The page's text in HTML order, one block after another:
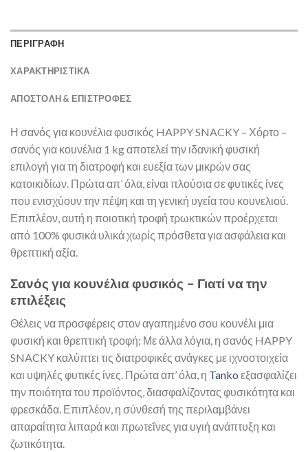
ΠΕΡΙΓΡΑΦΗ
ΧΑΡΑΚΤΗΡΙΣΤΙΚΑ
ΑΠΟΣΤΟΛΉ & ΕΠΙΣΤΡΟΦΈΣ
Η σανός για κουνέλια φυσικός HAPPY SNACKY – Χόρτο –
σανός για κουνέλια 1 kg αποτελεί την ιδανική φυσική
επιλογή για τη διατροφή και ευεξία των μικρών σας
κατοικιδίων. Πρώτα απ’ όλα, είναι πλούσια σε φυτικές ίνες
που ενισχύουν την πέψη και τη γενική υγεία του κουνελιού.
Επιπλέον, αυτή η ποιοτική τροφή τρωκτικών προέρχεται
από 100% φυσικά υλικά χωρίς πρόσθετα για ασφάλεια και
θρεπτική αξία.
Σανός για κουνέλια φυσικός – Γιατί να την
επιλέξεις
Θέλεις να προσφέρεις στον αγαπημένο σου κουνέλι μια
φυσική και θρεπτική τροφή; Με άλλα λόγια, η σανός HAPPY
SNACKY καλύπτει τις διατροφικές ανάγκες με ιχνοστοιχεία
και υψηλές φυτικές ίνες. Πρώτα απ’ όλα, η Tanko εξασφαλίζει
την ποιότητα του προϊόντος, διασφαλίζοντας φυσικότητα και
φρεσκάδα. Επιπλέον, η σύνθεσή της περιλαμβάνει
απαραίτητα λιπαρά και πρωτεΐνες για υγιή ανάπτυξη και
ζωτικότητα.